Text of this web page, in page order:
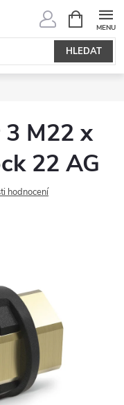
HLEDAT
NÁKUPNÍ
KOŠÍK
M22 x
22 AG
hodnocení